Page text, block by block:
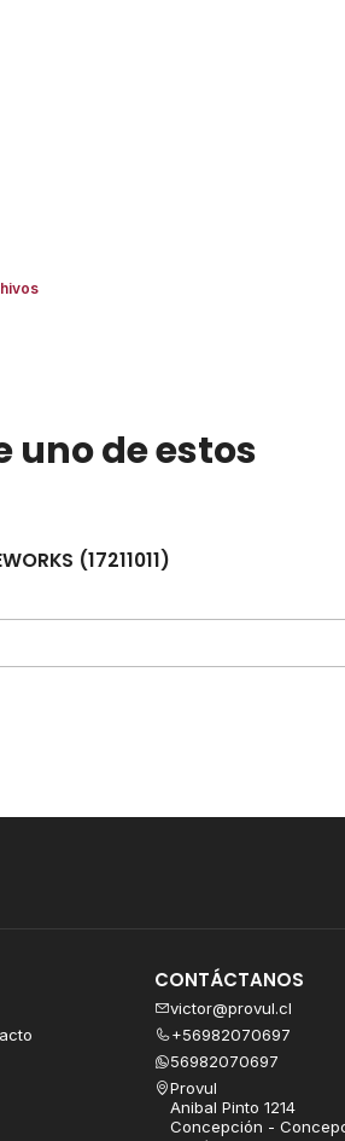
de estos
(17211011)
CONTÁCTANOS
victor@provul.cl
+56982070697
56982070697
Provul
Anibal Pinto 1214
Concepción -